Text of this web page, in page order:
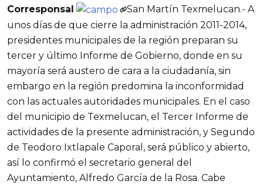
Corresponsal
San Martín Texmelucan.- A
unos días de que cierre la administración 2011-2014,
presidentes municipales de la región preparan su
tercer y último Informe de Gobierno, donde en su
mayoría será austero de cara a la ciudadanía, sin
embargo en la región predomina la inconformidad
con las actuales autoridades municipales. En el caso
del municipio de Texmelucan, el Tercer Informe de
actividades de la presente administración, y Segundo
de Teodoro Ixtlapale Caporal, será público y abierto,
así lo confirmó el secretario general del
Ayuntamiento, Alfredo García de la Rosa. Cabe